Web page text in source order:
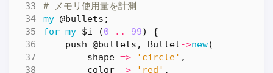
# メモリ使用量を計測
my @bullets ;
for my $i (0 .. 99)
{
push @bullets , Bullet->new(
shape => 'circle' ,
color => 'red' ,